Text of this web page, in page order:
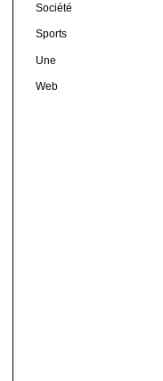
Société
Sports
Une
Web